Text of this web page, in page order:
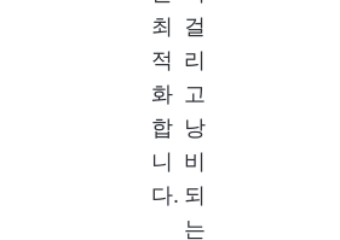
최
적
화
합
니
다.
걸
리
고
낭
비
되
는